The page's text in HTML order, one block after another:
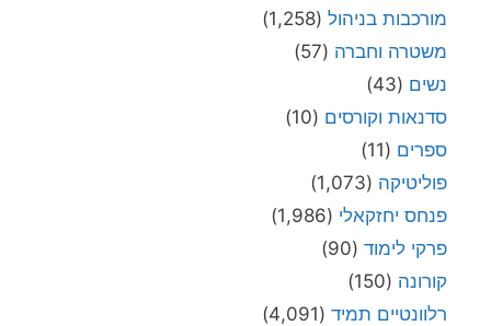
מורכבות בניהול (1,258)
משטרה וחברה (57)
נשים (43)
סדנאות וקורסים (10)
ספרים (11)
פוליטיקה (1,073)
פנחס יחזקאלי (1,986)
פרקי לימוד (90)
קורונה (150)
רלוונטיים תמיד (4,091)